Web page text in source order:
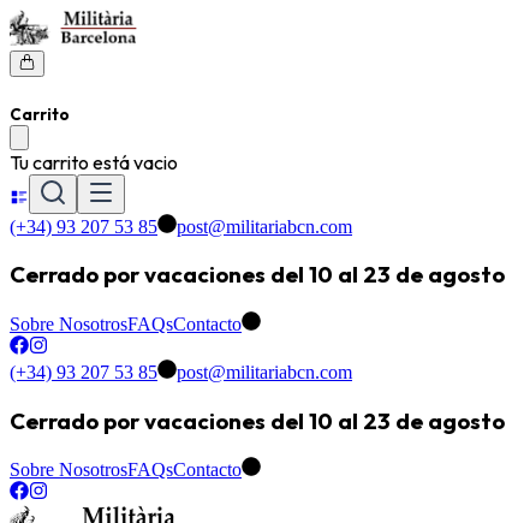
Carrito
Tu carrito está vacio
(+34) 93 207 53 85 post@militariabcn.com
Cerrado por vacaciones del 10 al 23 de agosto
Sobre NosotrosFAQsContacto
(+34) 93 207 53 85 post@militariabcn.com
Cerrado por vacaciones del 10 al 23 de agosto
Sobre NosotrosFAQsContacto